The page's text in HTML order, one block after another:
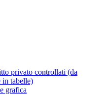
privato controllati (da
in tabelle)
grafica